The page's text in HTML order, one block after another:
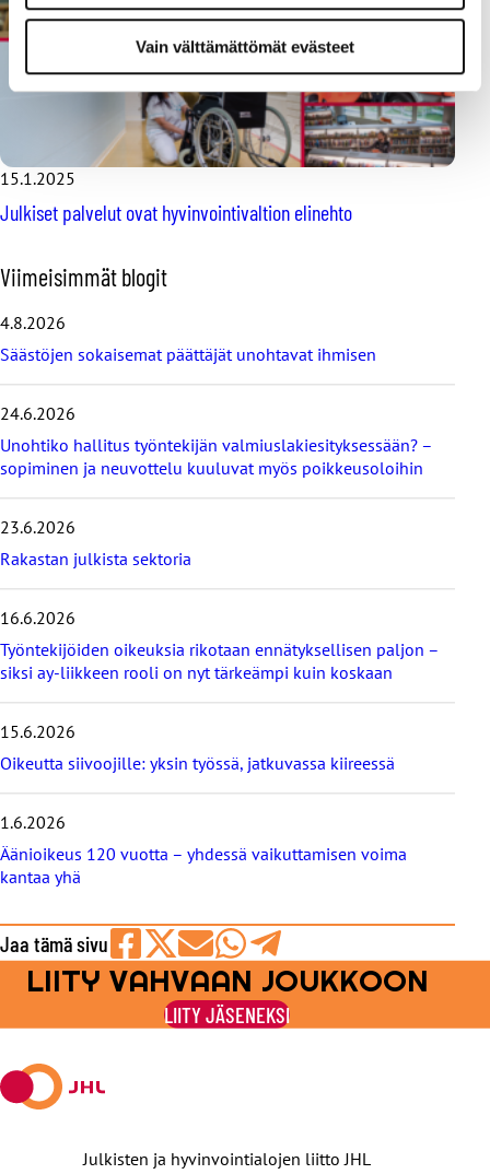
Vain välttämättömät evästeet
15.1.2025
Julkiset palvelut ovat hyvinvointivaltion elinehto
O
h
a
v
i
i
m
e
i
m
t
b
l
g
i
t
Viimeisimmät blogit
4.8.2026
Säästöjen sokaisemat päättäjät unohtavat ihmisen
24.6.2026
Unohtiko hallitus työntekijän valmiuslakiesityksessään? –
sopiminen ja neuvottelu kuuluvat myös poikkeusoloihin
23.6.2026
Rakastan julkista sektoria
16.6.2026
Työntekijöiden oikeuksia rikotaan ennätyksellisen paljon –
siksi ay-liikkeen rooli on nyt tärkeämpi kuin koskaan
15.6.2026
Oikeutta siivoojille: yksin työssä, jatkuvassa kiireessä
1.6.2026
Äänioikeus 120 vuotta – yhdessä vaikuttamisen voima
kantaa yhä
Jaa tämä sivu
Jaa
Facebookissa
Jaa
viestipalvelu
X:ssä
Jaa
sähköpostilla
Jaa
WhatsAppilla
Jaa
Telegramilla
LIITY VAHVAAN JOUKKOON
LIITY JÄSENEKSI
Julkisten ja hyvinvointialojen liitto JHL